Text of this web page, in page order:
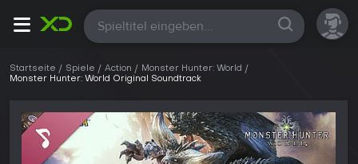
Alle
Startseite Spiele Action
Monster Hunter: World
Monster Hunter: World Original Soundtrack